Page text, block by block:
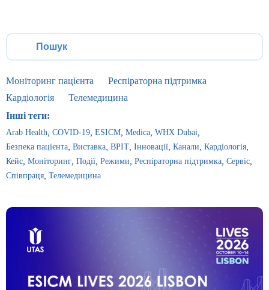
Моніторинг пацієнта
Респіраторна підтримка
Кардіологія
Телемедицина
Інші теги:
Arab Health COVID-19 ESICM Medica WHX Dubai
Безпека пацієнта Виставка ВРІТ Інновації Канали Кардіологія
Кейс Моніторинг Події Режими Респіраторна підтримка Сервіс
Співпраця Телемедицина